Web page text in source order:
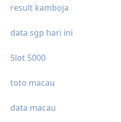
result kamboja
data sgp hari ini
Slot 5000
toto macau
data macau